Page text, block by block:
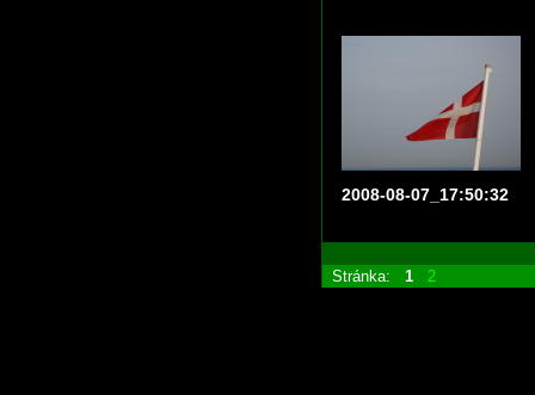
2008-08-07_17:50:32
Stránka: 1 2